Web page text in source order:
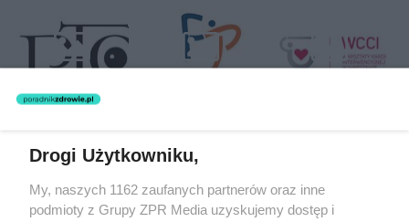
rozpowszechniany lub dalej rozpowszechniany w jakikolwiek sposób
(w tym także elektroniczny lub mechaniczny) na jakimkolwiek polu
Drogi Użytkowniku,
My, naszych 1162 zaufanych partnerów oraz inne
podmioty z Grupy ZPR Media uzyskujemy dostęp i